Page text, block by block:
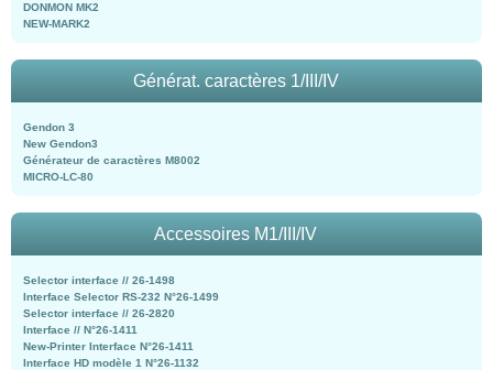
DONMON MK2
NEW-MARK2
Générat. caractères 1/III/IV
Gendon 3
New Gendon3
Générateur de caractères M8002
MICRO-LC-80
Accessoires M1/III/IV
Selector interface // 26-1498
Interface Selector RS-232 N°26-1499
Selector interface // 26-2820
Interface // N°26-1411
New-Printer Interface N°26-1411
Interface HD modèle 1 N°26-1132